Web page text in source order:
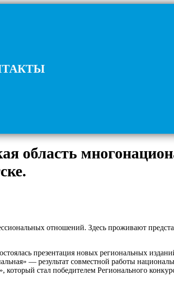
область
отношений. Здесь проживают
презентация новых региональных
— результат совместной работы
который стал победителем Регионального